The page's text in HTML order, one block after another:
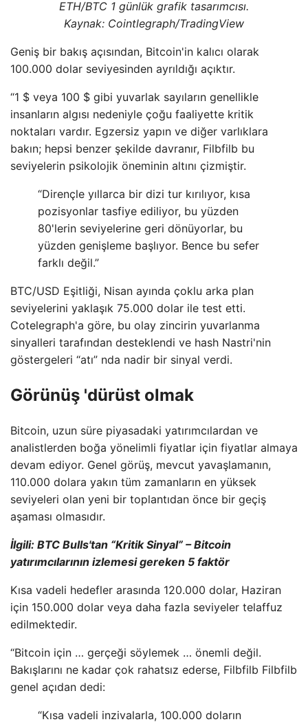
ETH/BTC 1 günlük grafik tasarımcısı.
Kaynak: Cointlegraph/TradingView
Geniş bir bakış açısından, Bitcoin'in kalıcı olarak
100.000 dolar seviyesinden ayrıldığı açıktır.
“1 $ veya 100 $ gibi yuvarlak sayıların genellikle
insanların algısı nedeniyle çoğu faaliyette kritik
noktaları vardır. Egzersiz yapın ve diğer varlıklara
bakın; hepsi benzer şekilde davranır, Filbfilb bu
seviyelerin psikolojik öneminin altını çizmiştir.
“Dirençle yıllarca bir dizi tur kırılıyor, kısa
pozisyonlar tasfiye ediliyor, bu yüzden
80'lerin seviyelerine geri dönüyorlar, bu
yüzden genişleme başlıyor. Bence bu sefer
farklı değil.”
BTC/USD Eşitliği, Nisan ayında çoklu arka plan
seviyelerini yaklaşık 75.000 dolar ile test etti.
Cotelegraph'a göre, bu olay zincirin yuvarlanma
sinyalleri tarafından desteklendi ve hash Nastri'nin
göstergeleri “atı” nda nadir bir sinyal verdi.
Görünüş 'dürüst olmak
Bitcoin, uzun süre piyasadaki yatırımcılardan ve
analistlerden boğa yönelimli fiyatlar için fiyatlar almaya
devam ediyor. Genel görüş, mevcut yavaşlamanın,
110.000 dolara yakın tüm zamanların en yüksek
seviyeleri olan yeni bir toplantıdan önce bir geçiş
aşaması olmasıdır.
İlgili: BTC Bulls'tan “Kritik Sinyal” – Bitcoin
yatırımcılarının izlemesi gereken 5 faktör
Kısa vadeli hedefler arasında 120.000 dolar, Haziran
için 150.000 dolar veya daha fazla seviyeler telaffuz
edilmektedir.
“Bitcoin için … gerçeği söylemek … önemli değil.
Bakışlarını ne kadar çok rahatsız ederse, Filbfilb Filbfilb
genel açıdan dedi:
“Kısa vadeli inzivalarla, 100.000 doların